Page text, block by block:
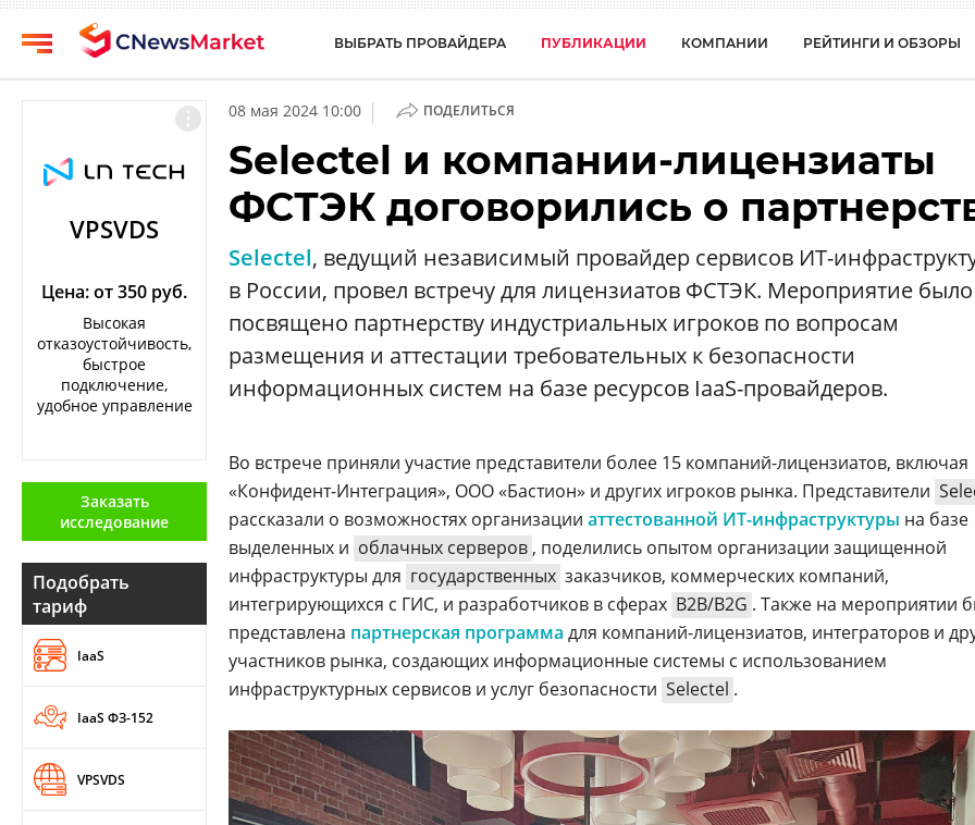
Публикации
обзоры
кабинет
проекте
Аналитика
Техника
Об
издании
Реклама
Вакансии
Дзен
Конференции
Техника
ВЫБРАТЬ ПРОВАЙДЕРА ПУБЛИКАЦИИ КОМПАНИИ РЕЙТИНГИ И ОБЗОРЫ
VPSVDS
Цена: от 350 руб.
Высокая
отказоустойчивость,
быстрое
подключение,
удобное управление
Заказать
исследование
Подобрать
тариф
IaaS
IaaS ФЗ-152
VPSVDS
08 мая 2024 10:00 | ПОДЕЛИТЬСЯ
Selectel и компании-лицензиаты
ФСТЭК договорились о
Selectel, ведущий независимый провайдер сервисов ИТ-
в России, провел встречу для лицензиатов ФСТЭК. Мероприятие было
посвящено партнерству индустриальных игроков по вопросам
размещения и аттестации требовательных к безопасности
информационных систем на базе ресурсов IaaS-провайдеров.
Во встрече приняли участие представители более 15 компаний-лицензиатов, включая
«Конфидент-Интеграция», ООО «Бастион» и других игроков рынка. Представители
рассказали о возможностях организации аттестованной ИТ-инфраструктуры на базе
выделенных и облачных серверов , поделились опытом организации защищенной
инфраструктуры для государственных заказчиков, коммерческих компаний,
интегрирующихся с ГИС, и разработчиков в сферах B2B/B2G . Также на мероприятии
представлена партнерская программа для компаний-лицензиатов, интеграторов и
участников рынка, создающих информационные системы с использованием
инфраструктурных сервисов и услуг безопасности Selectel .